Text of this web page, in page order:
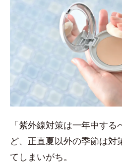
「紫外線対策は一年中す
ど、正直夏以外の季節は対
てしまいがち。